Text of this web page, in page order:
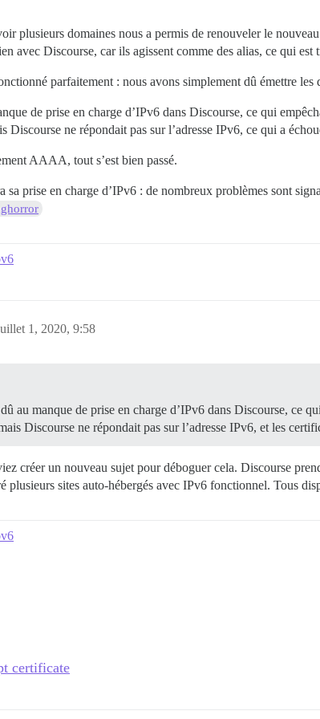
plusieurs domaines nous a permis de renouveler le
avec Discourse, car ils agissent comme des alias, ce qui est
parfaitement : nous avons simplement dû émettre
de prise en charge d’IPv6 dans Discourse, ce qui
ne répondait pas sur l’adresse IPv6, ce qui a
AAAA, tout s’est bien passé.
sa prise en charge d’IPv6 : de nombreux problèmes sont
1, 2020, 9:58
au manque de prise en charge d’IPv6 dans Discourse, ce
Discourse ne répondait pas sur l’adresse IPv6, et les
créer un nouveau sujet pour déboguer cela. Discourse
plusieurs sites auto-hébergés avec IPv6 fonctionnel. Tous
certificate